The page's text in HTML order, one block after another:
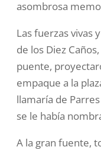
asombrosa
Las fuerzas vivas
de los Diez
puente,
empaque a la
llamaría de
se le había
A la gran fuente,